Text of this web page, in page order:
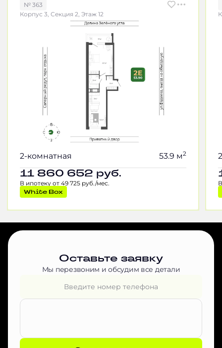
№ 363
Корпус 3, Секция 2, Этаж 12
2-комнатная 53.9 м2
11 860 652 руб.
В ипотеку от 49 725 руб./мес.
White Box
Оставьте заявку
Мы перезвоним и обсудим все детали